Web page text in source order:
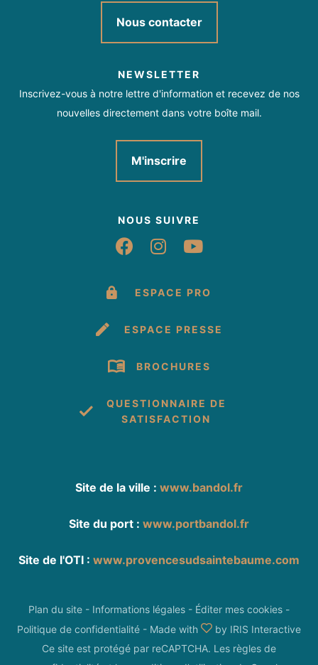
Nous contacter
NEWSLETTER
Inscrivez-vous à notre lettre d'information et recevez de nos
nouvelles directement dans votre boîte mail.
M'inscrire
NOUS SUIVRE
Suivez-nous sur
Suivez-nous sur
Suivez-nous
ESPACE PRO
ESPACE PRESSE
BROCHURES
QUESTIONNAIRE DE
SATISFACTION
Site de la ville : www.bandol.fr
Site du port : www.portbandol.fr
Site de l'OTI : www.provencesudsaintebaume.com
Plan du site - Informations légales - Éditer mes cookies -
Politique de confidentialité - Made with by IRIS Interactive
Ce site est protégé par reCAPTCHA. Les règles de